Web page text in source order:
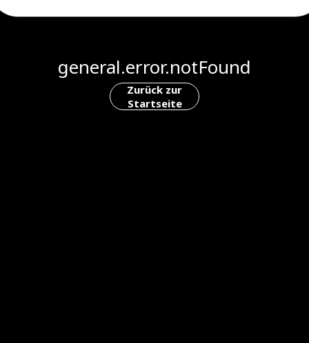
general.error.notFound
Zurück zur
Startseite